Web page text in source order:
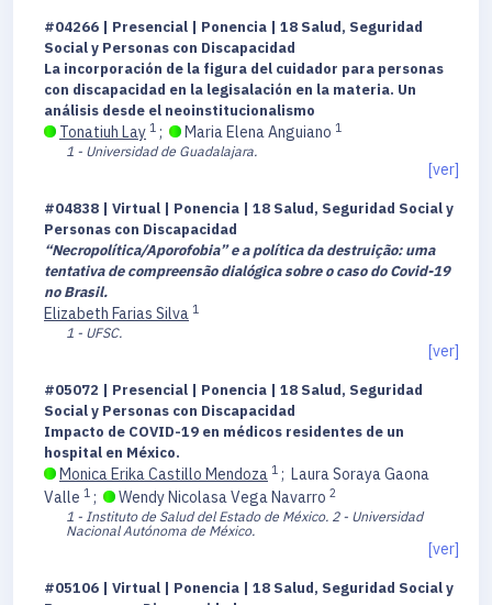
#04266 | Presencial | Ponencia | 18 Salud, Seguridad
Social y Personas con Discapacidad
La incorporación de la figura del cuidador para personas
con discapacidad en la legisalación en la materia. Un
análisis desde el neoinstitucionalismo
Tonatiuh Lay 1 ; Maria Elena Anguiano 1
1 - Universidad de Guadalajara.
[ver]
#04838 | Virtual | Ponencia | 18 Salud, Seguridad Social y
Personas con Discapacidad
“Necropolítica/Aporofobia” e a política da destruição: uma
tentativa de compreensão dialógica sobre o caso do Covid-19
no Brasil.
Elizabeth Farias Silva 1
1 - UFSC.
[ver]
#05072 | Presencial | Ponencia | 18 Salud, Seguridad
Social y Personas con Discapacidad
Impacto de COVID-19 en médicos residentes de un
hospital en México.
Monica Erika Castillo Mendoza 1 ; Laura Soraya Gaona
Valle 1 ; Wendy Nicolasa Vega Navarro 2
1 - Instituto de Salud del Estado de México. 2 - Universidad
Nacional Autónoma de México.
[ver]
#05106 | Virtual | Ponencia | 18 Salud, Seguridad Social y